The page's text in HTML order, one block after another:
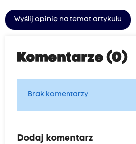
Wyślij opinię na temat artykułu
Komentarze (0)
Brak komentarzy
Dodaj komentarz